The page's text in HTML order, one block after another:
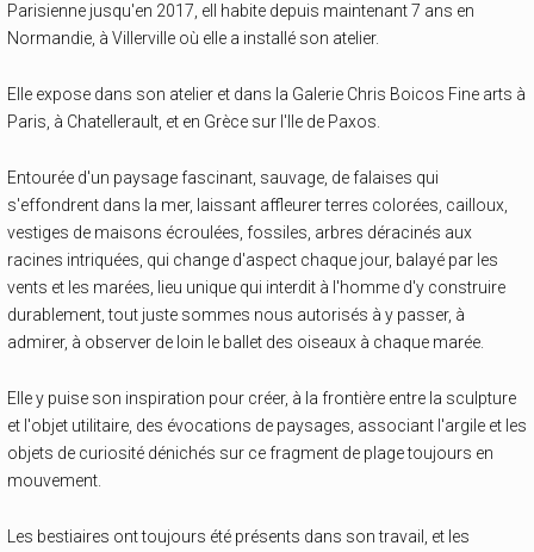
Parisienne jusqu'en 2017, ell habite depuis maintenant 7 ans en
Normandie, à Villerville où elle a installé son atelier.
Elle expose dans son atelier et dans la Galerie Chris Boicos Fine arts à
Paris, à Chatellerault, et en Grèce sur l'Ile de Paxos.
Entourée d'un paysage fascinant, sauvage, de falaises qui
s'effondrent dans la mer, laissant affleurer terres colorées, cailloux,
vestiges de maisons écroulées, fossiles, arbres déracinés aux
racines intriquées, qui change d'aspect chaque jour, balayé par les
vents et les marées, lieu unique qui interdit à l'homme d'y construire
durablement, tout juste sommes nous autorisés à y passer, à
admirer, à observer de loin le ballet des oiseaux à chaque marée.
Elle y puise son inspiration pour créer, à la frontière entre la sculpture
et l'objet utilitaire, des évocations de paysages, associant l'argile et les
objets de curiosité dénichés sur ce fragment de plage toujours en
mouvement.
Les bestiaires ont toujours été présents dans son travail, et les